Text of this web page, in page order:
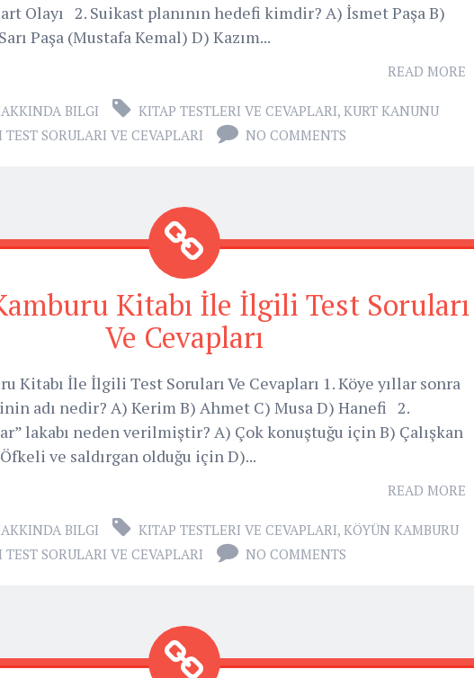
Olayı 2. Suikast planının hedefi kimdir? A) İsmet Paşa B)
Paşa (Mustafa Kemal) D) Kazım...
READ MORE
BILGI KITAP TESTLERI VE CEVAPLARI, KURT KANUNU
SORULARI VE CEVAPLARI
NO COMMENTS
Kitabı İle İlgili Test Soruları
Ve Cevapları
Kitabı İle İlgili Test Soruları Ve Cevapları 1. Köye yıllar sonra
adı nedir? A) Kerim B) Ahmet C) Musa D) Hanefi 2.
lakabı neden verilmiştir? A) Çok konuştuğu için B) Çalışkan
ve saldırgan olduğu için D)...
READ MORE
BILGI KITAP TESTLERI VE CEVAPLARI, KÖYÜN KAMBURU
SORULARI VE CEVAPLARI
NO COMMENTS